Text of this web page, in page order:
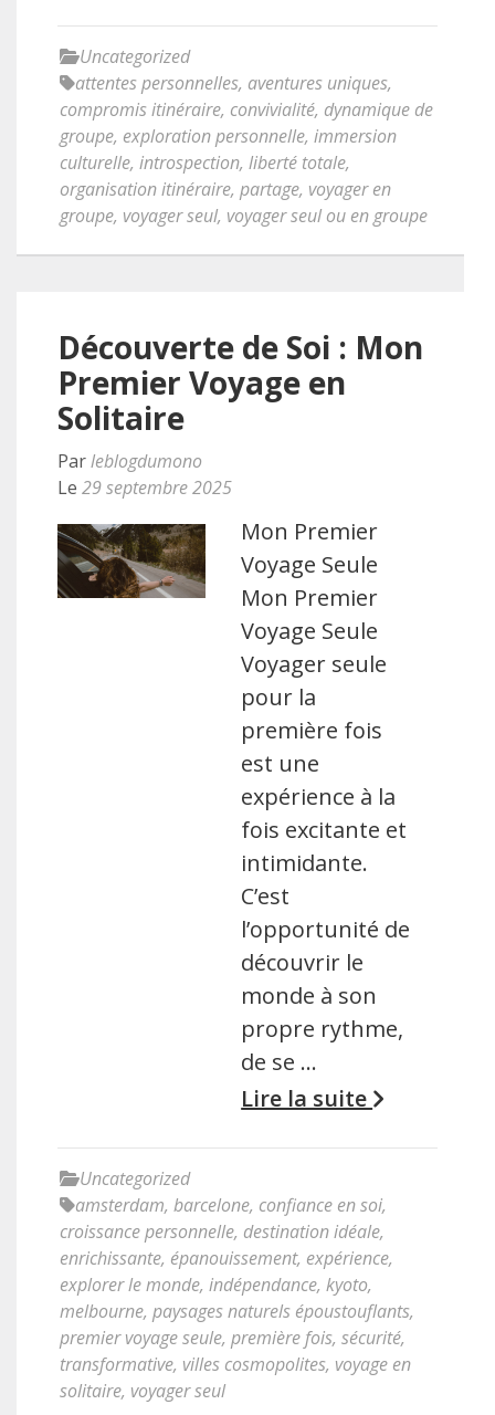
Uncategorized
attentes personnelles, aventures uniques,
compromis itinéraire, convivialité, dynamique de
groupe, exploration personnelle, immersion
culturelle, introspection, liberté totale,
organisation itinéraire, partage, voyager en
groupe, voyager seul, voyager seul ou en groupe
Découverte de Soi : Mon
Premier Voyage en
Solitaire
Parleblogdumono
Le 29 septembre 2025
Mon Premier
Voyage Seule
Mon Premier
Voyage Seule
Voyager seule
pour la
première fois
est une
expérience à la
fois excitante et
intimidante.
C’est
l’opportunité de
découvrir le
monde à son
propre rythme,
de se …
Lire la suite
Uncategorized
amsterdam, barcelone, confiance en soi,
croissance personnelle, destination idéale,
enrichissante, épanouissement, expérience,
explorer le monde, indépendance, kyoto,
melbourne, paysages naturels époustouflants,
premier voyage seule, première fois, sécurité,
transformative, villes cosmopolites, voyage en
solitaire, voyager seul